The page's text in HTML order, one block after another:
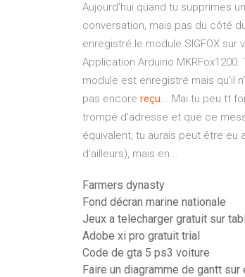
Aujourd'hui quand tu supprimes
conversation, mais pas du côté
enregistré le module SIGFOX
Application Arduino
module est enregistré mais qu'il
pas encore reçu... Mai tu peu tt
trompé d'adresse et que ce
équivalent, tu aurais peut être eu
d'ailleurs), mais en...
Farmers dynasty
Fond décran marine nationale
Jeux a telecharger gratuit sur
Adobe xi pro gratuit trial
Code de gta 5 ps3 voiture
Faire un diagramme de gantt sur